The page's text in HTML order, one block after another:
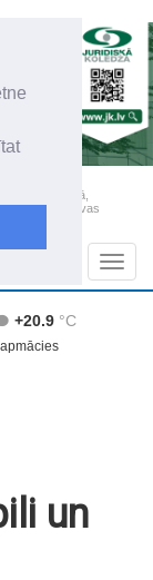
un Sēlijā,
Augšdaugavas
+20.9 °C
apmācies
un